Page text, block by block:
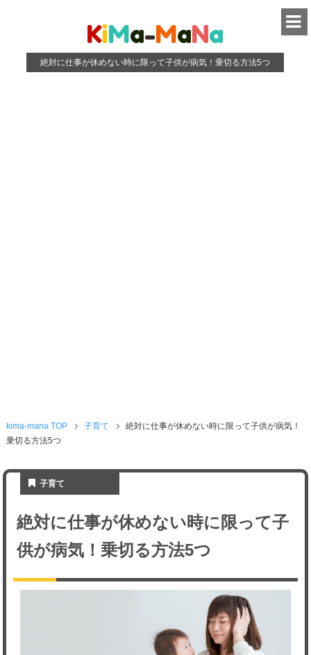
KiMa-MaNa
絶対に仕事が休めない時に限って子供が病気！乗切る方法5つ
kima-mana TOP 子育て
絶対に仕事が休めない時に限って子供が病気！
乗切る方法5つ
子育て
絶対に仕事が休めない時に限って子
供が病気！乗切る方法5つ